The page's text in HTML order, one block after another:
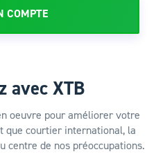
COMPTE
avec XTB
oeuvre pour améliorer votre
que courtier international, la
centre de nos préoccupations.